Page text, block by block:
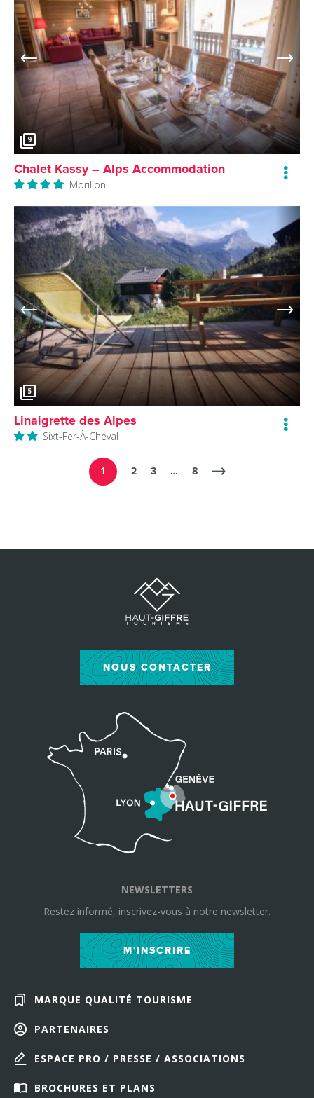
9
Chalet Kassy – Alps Accommodation
Morillon
5
Linaigrette des Alpes
Sixt-Fer-À-Cheval
1 2 3 … 8
NOUS CONTACTER
NEWSLETTERS
Restez informé, inscrivez-vous à notre newsletter.
M'INSCRIRE
MARQUE QUALITÉ TOURISME
PARTENAIRES
ESPACE PRO / PRESSE / ASSOCIATIONS
BROCHURES ET PLANS